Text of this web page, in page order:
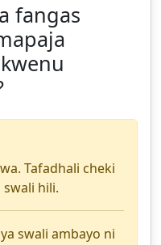
fangas
Tafadhali cheki
hili.
swali ambayo ni